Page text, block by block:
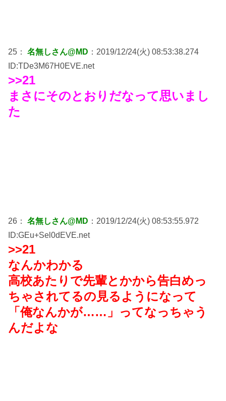
25： 名無しさん@MD ：2019/12/24(火) 08:53:38.274
ID:TDe3M67H0EVE.net
>>21
まさにそのとおりだなって思いまし
た
26： 名無しさん@MD ：2019/12/24(火) 08:53:55.972
ID:GEu+Sel0dEVE.net
>>21
なんかわかる
高校あたりで先輩とかから告白めっ
ちゃされてるの見るようになって
「俺なんかが……」ってなっちゃう
んだよな